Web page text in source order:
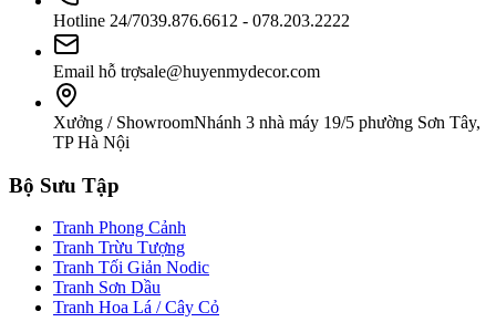
Hotline 24/7039.876.6612 - 078.203.2222
Email hỗ trợsale@huyenmydecor.com
Xưởng / ShowroomNhánh 3 nhà máy 19/5 phường Sơn Tây,
TP Hà Nội
Bộ Sưu Tập
Tranh Phong Cảnh
Tranh Trừu Tượng
Tranh Tối Giản Nodic
Tranh Sơn Dầu
Tranh Hoa Lá / Cây Cỏ